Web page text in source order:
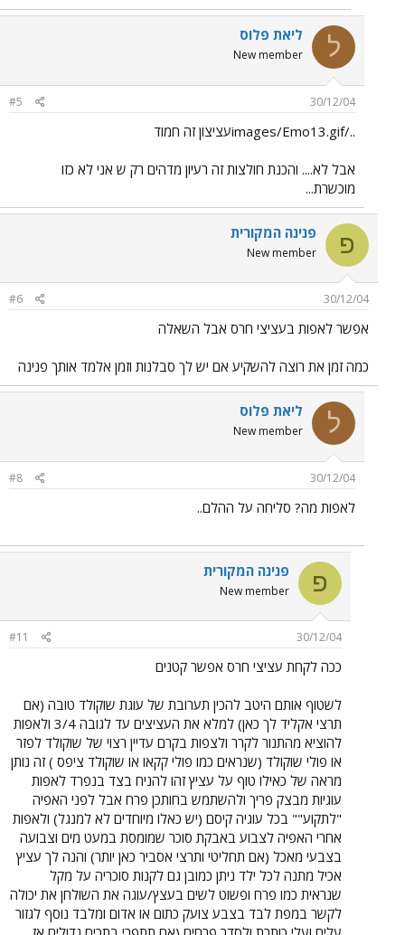
ל ליאת פלוס
New member
30/12/04
#5
../images/Emo13.gifעציצון זה חמוד
אבל לא.... והכנת חולצות זה רעיון מדהים רק ש אני לא כזו
מוכשרת...
פ פנינה המקורית
New member
30/12/04
#6
אפשר לאפות בעציצי חרס אבל השאלה
כמה זמן את רוצה להשקיע אם יש לך סבלנות וזמן אלמד אותך פנינה
ל ליאת פלוס
New member
30/12/04
#8
לאפות מה? סליחה על ההלם..
פ פנינה המקורית
New member
30/12/04
#11
ככה לקחת עציצי חרס אפשר קטנים
לשטוף אותם היטב להכין תערובת של עוגת שוקולד טובה (אם
תרצי אקליד לך כאן) למלא את העציצים עד לגובה 3/4 ולאפות
להוציא מהתנור לקרר ולצפות בקרם עדיין רצוי של שוקולד לפזר
או פולי שוקולד (שנראים כמו פולי קקאו או שוקולד ציפס ) זה נותן
מראה של כאילו טוף על עציץ זהו להניח בצד בנפרד לאפות
עוגיות מבצק פריך ולהשתמש בחותכן פרח אבל לפני האפיה
"לתקוע"" בכל עוגיה קיסם (יש כאלו מיוחדים לא למנגל) ולאפות
אחרי האפיה לצבוע באבקת סוכר שמומסת במעט מים וצבועה
בצבעי מאכל (אם תחליטי ותרצי אסביר כאן יותר) והנה לך עציץ
אכיל מתנה לכל ילד ניתן כמובן גם לקנות סוכריה על מקל
שנראית כמו פרח ופשוט לשים בעצץ/עוגה את השולחן את יכולה
לקשר במפת לבד בצבע צועק כתום או אדום ומלבד נוסף לגזור